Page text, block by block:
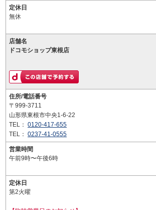
定休日
無休
店舗名
ドコモショップ東根店
住所/電話番号
〒999-3711
山形県東根市中央1-6-22
TEL： 0120-417-655
TEL： 0237-41-0555
営業時間
午前9時〜午後6時
定休日
第2火曜